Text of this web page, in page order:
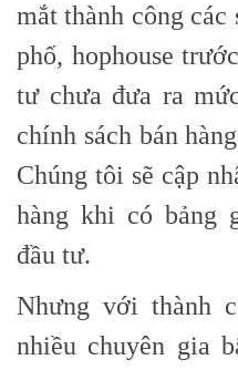
mắt thành công các
phố, hophouse
tư chưa đưa ra
chính sách bán
Chúng tôi sẽ cập
hàng khi có bảng
đầu tư.
Nhưng với thành
nhiều chuyên gia